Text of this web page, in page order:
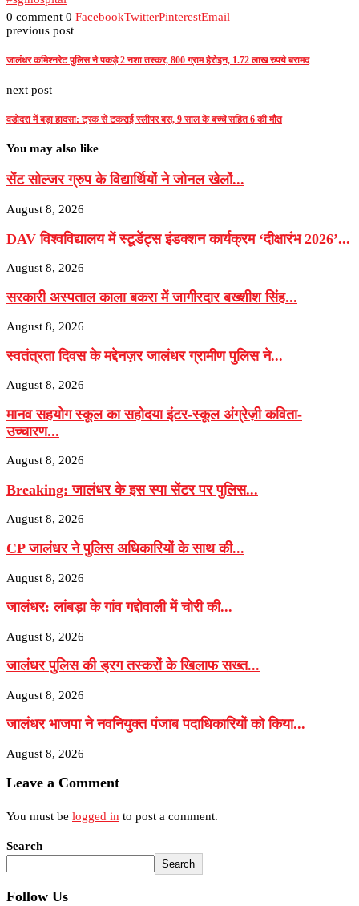
0 comment 0 FacebookTwitterPinterestEmail
previous post
जालंधर कमिश्नरेट पुलिस ने पकड़े 2 नशा तस्कर, 800 ग्राम हेरोइन, 1.72 लाख रुपये बरामद
next post
वडोदरा में बड़ा हादसा: ट्रक से टकराई स्लीपर बस, 9 साल के बच्चे सहित 6 की मौत
You may also like
सेंट सोल्जर ग्रुप के विद्यार्थियों ने जोनल खेलों...
August 8, 2026
DAV विश्वविद्यालय में स्टूडेंट्स इंडक्शन कार्यक्रम ‘दीक्षारंभ 2026’...
August 8, 2026
सरकारी अस्पताल काला बकरा में जागीरदार बख्शीश सिंह...
August 8, 2026
स्वतंत्रता दिवस के मद्देनज़र जालंधर ग्रामीण पुलिस ने...
August 8, 2026
मानव सहयोग स्कूल का सहोदया इंटर-स्कूल अंग्रेज़ी कविता-
उच्चारण...
August 8, 2026
Breaking: जालंधर के इस स्पा सेंटर पर पुलिस...
August 8, 2026
CP जालंधर ने पुलिस अधिकारियों के साथ की...
August 8, 2026
जालंधर: लांबड़ा के गांव गद्दोवाली में चोरी की...
August 8, 2026
जालंधर पुलिस की ड्रग तस्करों के खिलाफ सख्त...
August 8, 2026
जालंधर भाजपा ने नवनियुक्त पंजाब पदाधिकारियों को किया...
August 8, 2026
Leave a Comment
You must be logged in to post a comment.
Search
Search
Follow Us